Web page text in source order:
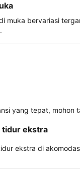
muka bervariasi
yang tepat,
tidur ekstra
ekstra di